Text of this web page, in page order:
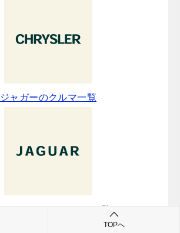
ジャガーのクルマ一覧
ドローバーのクルマ一覧
TOPへ